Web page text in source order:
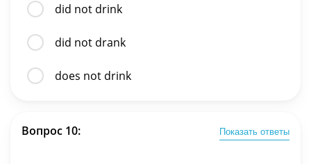
did not drink
did not drank
does not drink
Вопрос 10: Показать ответы